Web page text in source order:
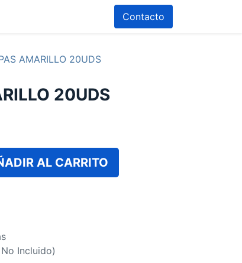
Contacto
AMARILLO 20UDS
20UDS
AL CARRITO
Incluido)